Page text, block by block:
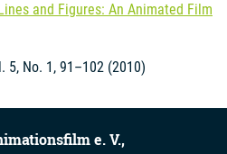
and Figures: An Animated Film
5, No. 1, 91–102 (2010)
e. V.,